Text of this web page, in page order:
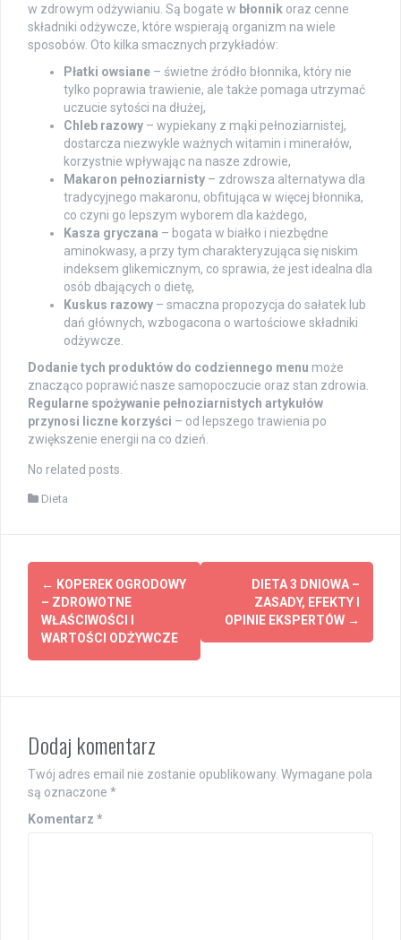
w zdrowym odżywianiu. Są bogate w błonnik oraz cenne
składniki odżywcze, które wspierają organizm na wiele
sposobów. Oto kilka smacznych przykładów:
Płatki owsiane – świetne źródło błonnika, który nie
tylko poprawia trawienie, ale także pomaga utrzymać
uczucie sytości na dłużej,
Chleb razowy – wypiekany z mąki pełnoziarnistej,
dostarcza niezwykle ważnych witamin i minerałów,
korzystnie wpływając na nasze zdrowie,
Makaron pełnoziarnisty – zdrowsza alternatywa dla
tradycyjnego makaronu, obfitująca w więcej błonnika,
co czyni go lepszym wyborem dla każdego,
Kasza gryczana – bogata w białko i niezbędne
aminokwasy, a przy tym charakteryzująca się niskim
indeksem glikemicznym, co sprawia, że jest idealna dla
osób dbających o dietę,
Kuskus razowy – smaczna propozycja do sałatek lub
dań głównych, wzbogacona o wartościowe składniki
odżywcze.
Dodanie tych produktów do codziennego menu może
znacząco poprawić nasze samopoczucie oraz stan zdrowia.
Regularne spożywanie pełnoziarnistych artykułów
przynosi liczne korzyści – od lepszego trawienia po
zwiększenie energii na co dzień.
No related posts.
Dieta
Post
navigation
← KOPEREK OGRODOWY
– ZDROWOTNE
WŁAŚCIWOŚCI I
WARTOŚCI ODŻYWCZE
DIETA 3 DNIOWA –
ZASADY, EFEKTY I
OPINIE EKSPERTÓW →
Dodaj komentarz
Twój adres email nie zostanie opublikowany. Wymagane pola
są oznaczone *
Komentarz *